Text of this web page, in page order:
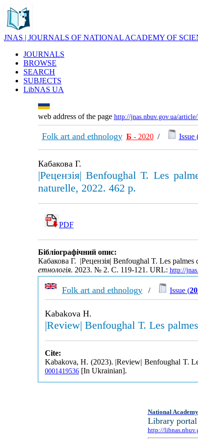
JNAS | JOURNALS OF NATIONAL ACADEMY OF
JOURNALS
BROWSE
SEARCH
SUBJECTS
LibNAS UA
web address of the page http://jnas.nbuv.gov.ua/
Folk art and ethnology Б - 2020/ Issue
Кабакова Г.
|Рецензія| Benfoughal T. Les
naturelle, 2022. 462 p.
PDF
Бібліографічний опис:
Кабакова Г. |Рецензія| Benfoughal T. Les
етнологія. 2023. № 2. С. 119-121. URL: http://
Folk art and ethnology/ Issue (
Kabakova H.
|Review| Benfoughal T. Les
Cite:
Kabakova, H. (2023). |Review| Benfoughal T.
0001419536[In Ukrainian].
National
Library
http://